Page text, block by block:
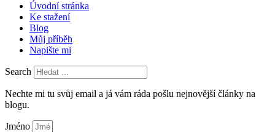
Úvodní stránka
Ke stažení
Blog
Můj příběh
Napište mi
Search
Nechte mi tu svůj email a já vám ráda pošlu nejnovější články na
blogu.
Jméno